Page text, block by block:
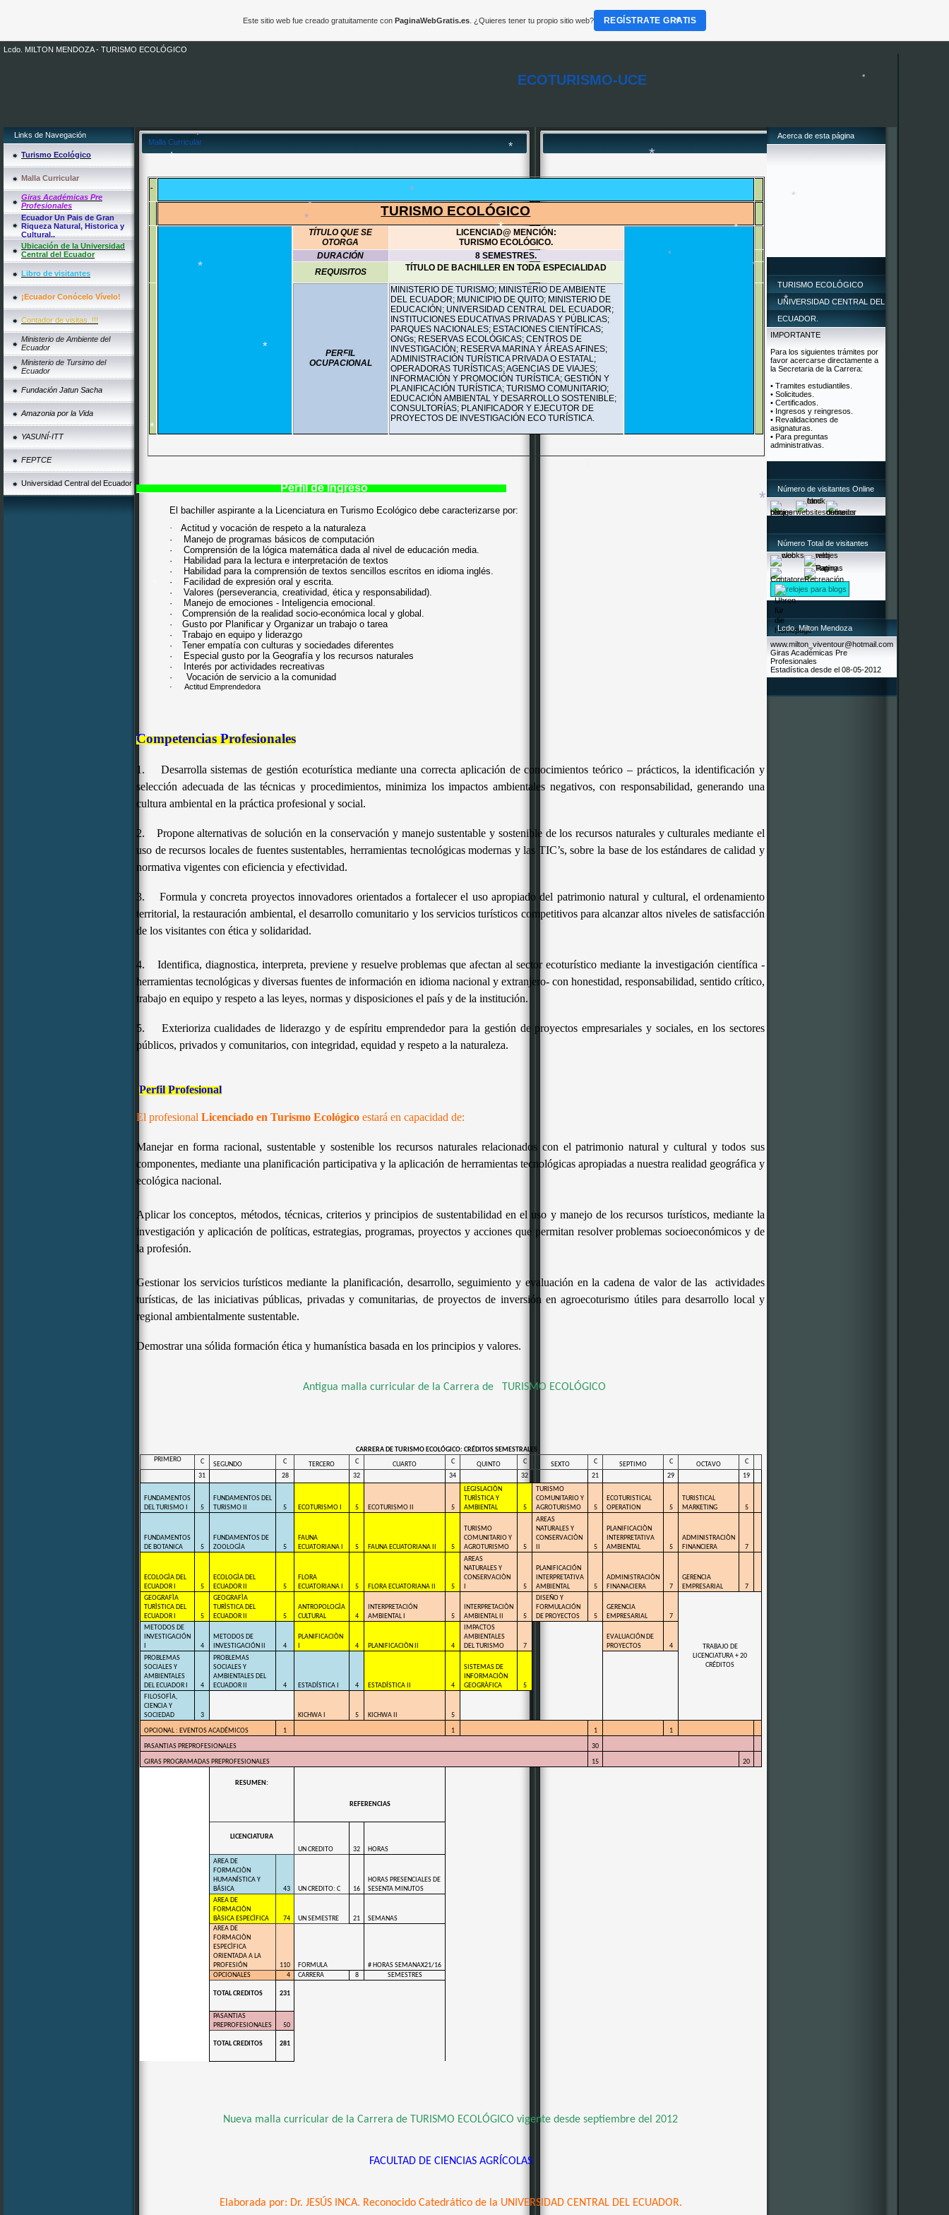
Lcdo. MILTON MENDOZA - TURISMO ECOLÓGICO
ECOTURISMO-UCE
Links de Navegación
Turismo Ecológico
Malla Curricular
Giras Académicas Pre
Profesionales
Ecuador Un Pais de Gran
Riqueza Natural, Historica y
Cultural..
Ubicación de la Universidad
Central del Ecuador
Libro de visitantes
¡Ecuador Conócelo Vívelo!
Contador de visitas..!!!
Ministerio de Ambiente del
Ecuador
Ministerio de Tursimo del
Ecuador
Fundación Jatun Sacha
Amazonia por la Vida
YASUNÍ-ITT
FEPTCE
Universidad Central del Ecuador
Malla Curricular
TURISMO ECOLÓGICO
TÍTULO QUE SE
OTORGA
LICENCIAD@ MENCIÓN:
TURISMO ECOLÓGICO.
DURACIÓN
8 SEMESTRES.
REQUISITOS
TÍTULO DE BACHILLER EN TODA ESPECIALIDAD
PERFIL
OCUPACIONAL
MINISTERIO DE TURISMO; MINISTERIO DE AMBIENTE
DEL ECUADOR; MUNICIPIO DE QUITO; MINISTERIO DE
EDUCACIÓN; UNIVERSIDAD CENTRAL DEL ECUADOR;
INSTITUCIONES EDUCATIVAS PRIVADAS Y PÚBLICAS;
PARQUES NACIONALES; ESTACIONES CIENTÍFICAS;
ONGs; RESERVAS ECOLÓGICAS; CENTROS DE
INVESTIGACIÓN; RESERVA MARINA Y ÁREAS AFINES;
ADMINISTRACIÓN TURÍSTICA PRIVADA O ESTATAL;
OPERADORAS TURÍSTICAS; AGENCIAS DE VIAJES;
INFORMACIÓN Y PROMOCIÓN TURÍSTICA; GESTIÓN Y
PLANIFICACIÓN TURÍSTICA; TURISMO COMUNITARIO;
EDUCACIÓN AMBIENTAL Y DESARROLLO SOSTENIBLE;
CONSULTORÍAS; PLANIFICADOR Y EJECUTOR DE
PROYECTOS DE INVESTIGACIÓN ECO TURÍSTICA.
Perfil de Ingreso
El bachiller aspirante a la Licenciatura en Turismo Ecológico debe caracterizarse por:
·
Actitud y vocación de respeto a la naturaleza
·
Manejo de programas básicos de computación
·
Comprensión de la lógica matemática dada al nivel de educación media.
·
Habilidad para la lectura e interpretación de textos
·
Habilidad para la comprensión de textos sencillos escritos en idioma inglés.
·
Facilidad de expresión oral y escrita.
·
Valores (perseverancia, creatividad, ética y responsabilidad).
·
Manejo de emociones - Inteligencia emocional.
·
Comprensión de la realidad socio-económica local y global.
·
Gusto por Planificar y Organizar un trabajo o tarea
·
Trabajo en equipo y liderazgo
·
Tener empatía con culturas y sociedades diferentes
·
Especial gusto por la Geografía y los recursos naturales
·
Interés por actividades recreativas
· Vocación de servicio a la comunidad
·Actitud Emprendedora
Competencias Profesionales
1.
Desarrolla sistemas de gestión ecoturística mediante una correcta aplicación de conocimientos teórico – prácticos, la identificación y
selección adecuada de las técnicas y procedimientos, minimiza los impactos ambientales negativos, con responsabilidad, generando una
cultura ambiental en la práctica profesional y social.
2.
Propone alternativas de solución en la conservación y manejo sustentable y sostenible de los recursos naturales y culturales mediante el
uso de recursos locales de fuentes sustentables, herramientas tecnológicas modernas y las TIC’s, sobre la base de los estándares de calidad y
normativa vigentes con eficiencia y efectividad.
3.
Formula y concreta proyectos innovadores orientados a fortalecer el uso apropiado del patrimonio natural y cultural, el ordenamiento
territorial, la restauración ambiental, el desarrollo comunitario y los servicios turísticos competitivos para alcanzar altos niveles de satisfacción
de los visitantes con ética y solidaridad.
4.
Identifica, diagnostica, interpreta, previene y resuelve problemas que afectan al sector ecoturístico mediante la investigación científica -
herramientas tecnológicas y diversas fuentes de información en idioma nacional y extranjero- con honestidad, responsabilidad, sentido crítico,
trabajo en equipo y respeto a las leyes, normas y disposiciones el país y de la institución.
5.
Exterioriza cualidades de liderazgo y de espíritu emprendedor para la gestión de proyectos empresariales y sociales, en los sectores
públicos, privados y comunitarios, con integridad, equidad y respeto a la naturaleza.
Perfil Profesional
El profesional Licenciado en Turismo Ecológico estará en capacidad de:
Manejar en forma racional, sustentable y sostenible los recursos naturales relacionados con el patrimonio natural y cultural y todos sus
componentes, mediante una planificación participativa y la aplicación de herramientas tecnológicas apropiadas a nuestra realidad geográfica y
ecológica nacional.
Aplicar los conceptos, métodos, técnicas, criterios y principios de sustentabilidad en el uso y manejo de los recursos turísticos, mediante la
investigación y aplicación de políticas, estrategias, programas, proyectos y acciones que permitan resolver problemas socioeconómicos y de
la profesión.
Gestionar los servicios turísticos mediante la planificación, desarrollo, seguimiento y evaluación en la cadena de valor de las
actividades
turísticas, de las iniciativas públicas, privadas y comunitarias, de proyectos de inversión en agroecoturismo útiles para desarrollo local y
regional ambientalmente sustentable.
Demostrar una sólida formación ética y humanística basada en los principios y valores.
Antigua malla curricular de la Carrera de TURISMO ECOLÓGICO
CARRERA DE TURISMO ECOLÓGICO: CRÉDITOS SEMESTRALES
PRIMERO
C SEGUNDO C TERCERO C CUARTO C QUINTO C SEXTO C SEPTIMO C OCTAVO
C
31
28 32 34 32 21 29 19
FUNDAMENTOS
DEL TURISMO I
5
FUNDAMENTOS DEL
TURISMO II
5 ECOTURISMO I 5 ECOTURISMO II 5
LEGISLACIÒN
TURÌSTICA Y
AMBIENTAL
5
TURISMO
COMUNITARIO Y
AGROTURISMO
5
ECOTURISTICAL
OPERATION
5
TURISTICAL
MARKETING
5
FUNDAMENTOS
DE BOTANICA
5
FUNDAMENTOS DE
ZOOLOGÌA
5
FAUNA
ECUATORIANA I
5 FAUNA ECUATORIANA II 5
TURISMO
COMUNITARIO Y
AGROTURISMO
5
AREAS
NATURALES Y
CONSERVACIÒN
5
PLANIFICACIÒN
INTERPRETATIVA
AMBIENTAL
5
ADMINISTRACIÒN
FINANCIERA
7
ECOLOGÌA DEL
ECUADOR I
5
ECOLOGÌA DEL
ECUADOR II
5
FLORA
ECUATORIANA I
5 FLORA ECUATORIANA II 5
AREAS
NATURALES Y
CONSERVACIÒN
5
PLANIFICACIÓN
INTERPRETATIVA
AMBIENTAL
5
ADMINISTRACIÒN
FINANACIERA
7
GERENCIA
EMPRESARIAL
7
GEOGRAFÌA
TURÌSTICA DEL
ECUADOR I
5
GEOGRAFÌA
TURÌSTICA DEL
ECUADOR II
5
ANTROPOLOGÌA
CULTURAL
4
INTERPRETACIÓN
AMBIENTAL I
5
INTERPRETACIÒN
AMBIENTAL II
5
DISEÑO Y
FORMULACIÓN
DE PROYECTOS
5
GERENCIA
EMPRESARIAL
7
TRABAJO DE
LICENCIATURA + 20
CRÉDITOS
METODOS DE
INVESTIGACIÓN
4
METODOS DE
INVESTIGACIÓN II
4
PLANIFICACIÒN
4 PLANIFICACIÒN II 4
IMPACTOS
AMBIENTALES
DEL TURISMO
7
EVALUACIÓN DE
PROYECTOS
4
PROBLEMAS
SOCIALES Y
AMBIENTALES
DEL ECUADOR I
4
PROBLEMAS
SOCIALES Y
AMBIENTALES DEL
ECUADOR II
4 ESTADÍSTICA I 4 ESTADÍSTICA II 4
SISTEMAS DE
INFORMACIÒN
GEOGRÀFICA
5
FILOSOFÌA,
CIENCIA Y
SOCIEDAD
3 KICHWA I 5 KICHWA II
5
OPCIONAL : EVENTOS ACADÉMICOS
1 1 1
1
PASANTIAS PREPROFESIONALES
30
GIRAS PROGRAMADAS PREPROFESIONALES
15 20
RESUMEN:
REFERENCIAS
LICENCIATURA
UN CREDITO
32
HORAS
AREA DE
FORMACIÒN
HUMANÍSTICA Y
BÁSICA
43 UN CREDITO: C 16
HORAS PRESENCIALES DE
SESENTA MINUTOS
AREA DE
FORMACIÒN
BÀSICA ESPECÌFICA
74 UN SEMESTRE 21
SEMANAS
AREA DE
FORMACIÒN
ESPECÌFICA
ORIENTADA A LA
PROFESIÓN
110 FORMULA
# HORAS SEMANAX21/16
OPCIONALES
4 CARRERA 8 SEMESTRES
TOTAL CREDITOS 231
PASANTIAS
PREPROFESIONALES
50
TOTAL CREDITOS 281
Nueva malla curricular de la Carrera de TURISMO ECOLÓGICO vigente desde septiembre del 2012
FACULTAD DE CIENCIAS AGRÍCOLAS
Elaborada por: Dr. JESÚS INCA. Reconocido Catedrático de la UNIVERSIDAD CENTRAL DEL ECUADOR.
Acerca de esta página
TURISMO ECOLÓGICO
UNIVERSIDAD CENTRAL DEL
ECUADOR.
IMPORTANTE
Para los siguientes trámites por
favor acercarse directamente a
la Secretaria de la Carrera:
• Tramites estudiantiles.
• Solicitudes.
• Certificados.
• Ingresos y reingresos.
• Revalidaciones de
asignaturas.
• Para preguntas
administrativas.
Número de visitantes Online
Número Total de visitantes
relojes para blogs
Lcdo. Milton Mendoza
www.milton_viventour@hotmail.com
Giras Académicas Pre
Profesionales
Estadística desde el 08-05-2012
Este sitio web fue creado gratuitamente con PaginaWebGratis.es. ¿Quieres tener tu propio sitio web? REGÍSTRATE GRATIS
*
*
*
*
*
*